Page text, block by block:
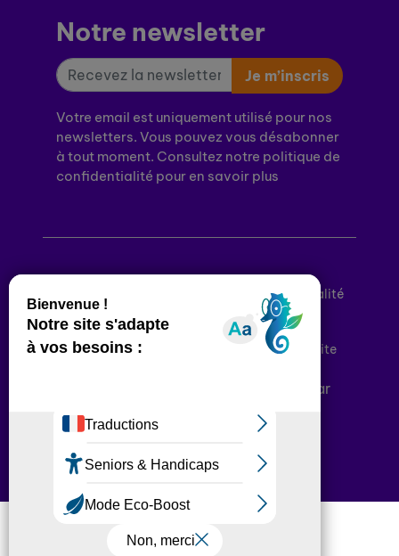
Notre newsletter
Je m’inscris
Votre email est uniquement utilisé pour nos
newsletters. Vous pouvez vous désabonner
à tout moment. Consultez notre politique de
confidentialité pour en savoir plus
Politique de confidentialité
Conditions générales d’utilisation
Déclaration d’accessibilité
Plan du site
Plateforme développée en France par